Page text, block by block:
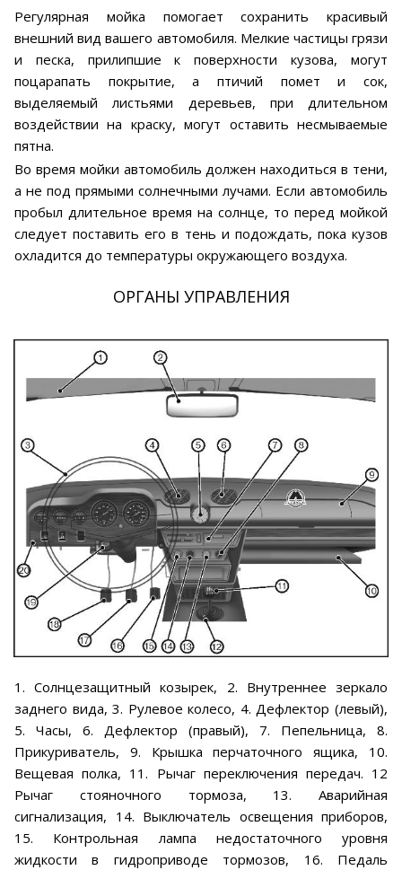
Регулярная мойка помогает сохранить красивый
внешний вид вашего автомобиля. Мелкие частицы грязи
и песка, прилипшие к поверхности кузова, могут
поцарапать покрытие, а птичий помет и сок,
выделяемый листьями деревьев, при длительном
воздействии на краску, могут оставить несмываемые
пятна.
Во время мойки автомобиль должен находиться в тени,
а не под прямыми солнечными лучами. Если автомобиль
пробыл длительное время на солнце, то перед мойкой
следует поставить его в тень и подождать, пока кузов
охладится до температуры окружающего воздуха.
ОРГАНЫ УПРАВЛЕНИЯ
1. Солнцезащитный козырек, 2. Внутреннее зеркало
заднего вида, 3. Рулевое колесо, 4. Дефлектор (левый),
5. Часы, 6. Дефлектор (правый), 7. Пепельница, 8.
Прикуриватель, 9. Крышка перчаточного ящика, 10.
Вещевая полка, 11. Рычаг переключения передач. 12
Рычаг стояночного тормоза, 13. Аварийная
сигнализация, 14. Выключатель освещения приборов,
15. Контрольная лампа недостаточного уровня
жидкости в гидроприводе тормозов, 16. Педаль